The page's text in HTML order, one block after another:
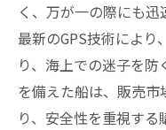
く、万が一の際にも迅
最新のGPS技術によ
り、海上での迷子を
を備えた船は、販売
り、安全性を重視する